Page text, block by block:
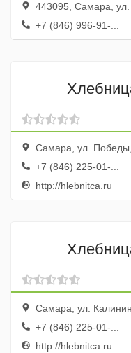
443095, Самара, ул.
+7 (846) 996-91-...
Самара, ул.
+7 (846) 225-01-...
http://hlebnitca.ru
Самара, ул.
+7 (846) 225-01-...
http://hlebnitca.ru